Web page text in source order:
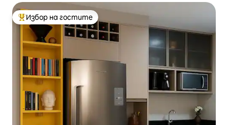
Най-популярен избор на гостите
Избор на гостите